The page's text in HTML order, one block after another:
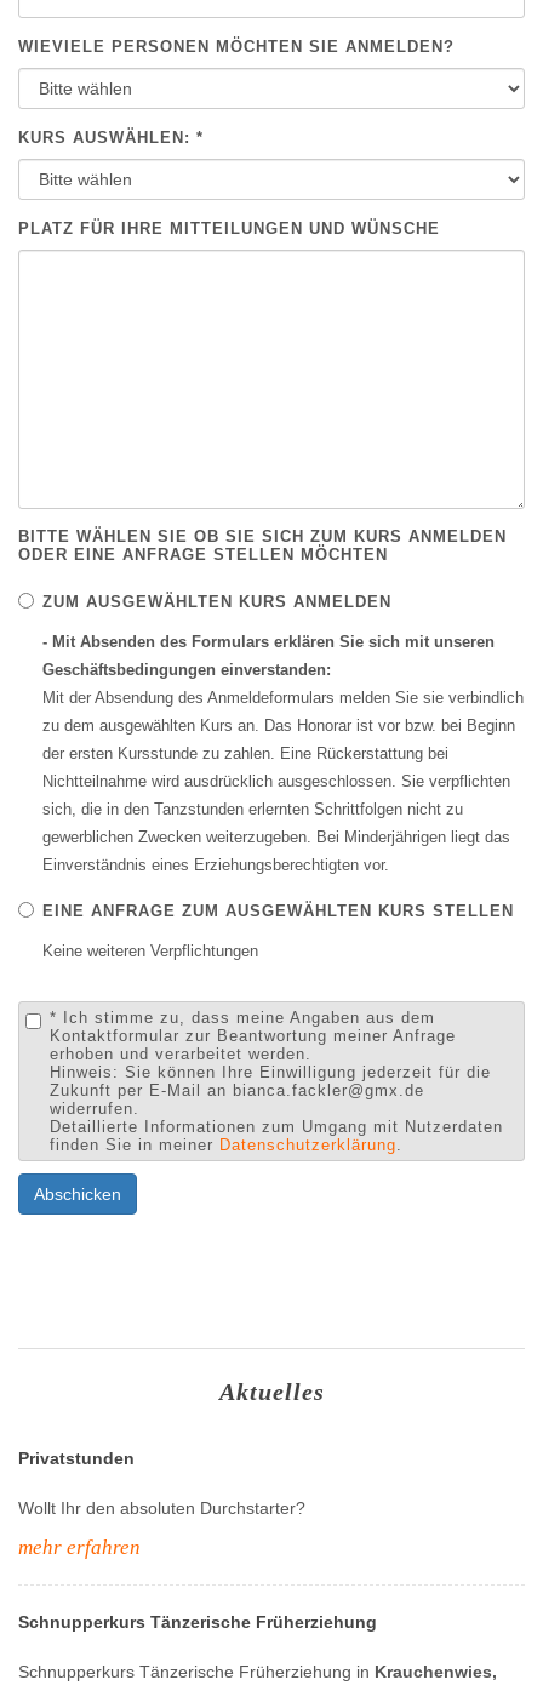
WIEVIELE PERSONEN MÖCHTEN SIE ANMELDEN?
KURS AUSWÄHLEN: *
PLATZ FÜR IHRE MITTEILUNGEN UND WÜNSCHE
BITTE WÄHLEN SIE OB SIE SICH ZUM KURS ANMELDEN
ODER EINE ANFRAGE STELLEN MÖCHTEN
ZUM AUSGEWÄHLTEN KURS ANMELDEN
- Mit Absenden des Formulars erklären Sie sich mit unseren
Geschäftsbedingungen einverstanden:
Mit der Absendung des Anmeldeformulars melden Sie sie verbindlich
zu dem ausgewählten Kurs an. Das Honorar ist vor bzw. bei Beginn
der ersten Kursstunde zu zahlen. Eine Rückerstattung bei
Nichtteilnahme wird ausdrücklich ausgeschlossen. Sie verpflichten
sich, die in den Tanzstunden erlernten Schrittfolgen nicht zu
gewerblichen Zwecken weiterzugeben. Bei Minderjährigen liegt das
Einverständnis eines Erziehungsberechtigten vor.
EINE ANFRAGE ZUM AUSGEWÄHLTEN KURS STELLEN
Keine weiteren Verpflichtungen
* Ich stimme zu, dass meine Angaben aus dem
Kontaktformular zur Beantwortung meiner Anfrage
erhoben und verarbeitet werden.
Hinweis: Sie können Ihre Einwilligung jederzeit für die
Zukunft per E-Mail an bianca.fackler@gmx.de
widerrufen.
Detaillierte Informationen zum Umgang mit Nutzerdaten
finden Sie in meiner Datenschutzerklärung.
Abschicken
Aktuelles
Privatstunden
Wollt Ihr den absoluten Durchstarter?
mehr erfahren
Schnupperkurs Tänzerische Früherziehung
Schnupperkurs Tänzerische Früherziehung in Krauchenwies,